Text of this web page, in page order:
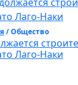
/ Общество
Лаго-Наки